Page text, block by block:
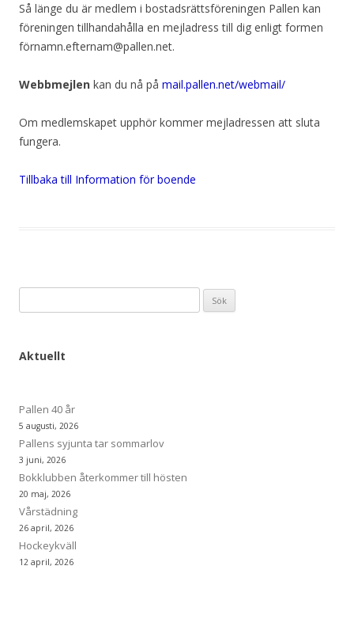
Så länge du är medlem i bostadsrättsföreningen Pallen kan
föreningen tillhandahålla en mejladress till dig enligt formen
förnamn.efternam@pallen.net.
Webbmejlen kan du nå på mail.pallen.net/webmail/
Om medlemskapet upphör kommer mejladressen att sluta
fungera.
Tillbaka till Information för boende
efter:
Aktuellt
Pallen 40 år
5 augusti, 2026
Pallens syjunta tar sommarlov
3 juni, 2026
Bokklubben återkommer till hösten
20 maj, 2026
Vårstädning
26 april, 2026
Hockeykväll
12 april, 2026